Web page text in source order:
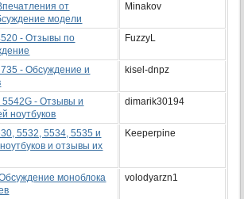
от
модели
Minakov
- Отзывы по
FuzzyL
- Обсуждение и
kisel-dnpz
5542G - Отзывы и
ноутбуков
dimarik30194
5532, 5534, 5535 и
и отзывы их
Keeperpine
моноблока
volodyarzn1